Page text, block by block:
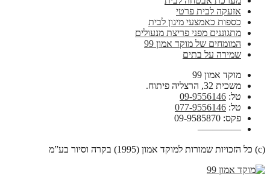
אזעקה לבית פרטי
כספות כאמצעי מיגון לבית
מתגוננים מפני פריצת מנעולים
המומחים של מוקד אמון 99
שמירה על בתים
מוקד אמון 99
משכית 32, הרצליה פיתוח.
טל: 09-9556146
טל: 077-9556146
פקס: 09-9585870
————–
(c) כל הזכויות שמורות למוקד אמון (1995) בקרה וסיור בע”מ